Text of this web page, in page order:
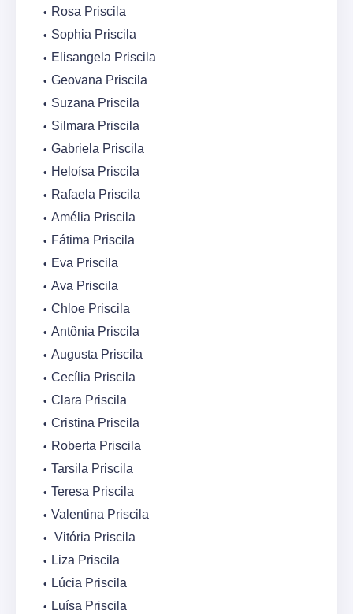
Rosa Priscila
Sophia Priscila
Elisangela Priscila
Geovana Priscila
Suzana Priscila
Silmara Priscila
Gabriela Priscila
Heloísa Priscila
Rafaela Priscila
Amélia Priscila
Fátima Priscila
Eva Priscila
Ava Priscila
Chloe Priscila
Antônia Priscila
Augusta Priscila
Cecília Priscila
Clara Priscila
Cristina Priscila
Roberta Priscila
Tarsila Priscila
Teresa Priscila
Valentina Priscila
Vitória Priscila
Liza Priscila
Lúcia Priscila
Luísa Priscila